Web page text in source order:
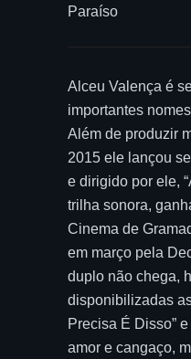
Paraíso
Alceu Valença é
importantes
Além de produzir
2015 ele lançou
e dirigido por ele,
trilha sonora,
Cinema de
em março pela
duplo não chega,
disponibilizadas
Precisa É Disso”
amor e cangaço,